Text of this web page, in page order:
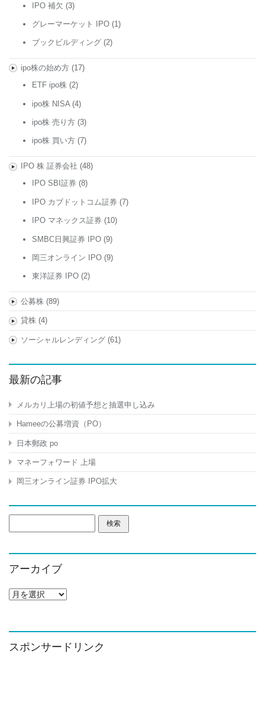
IPO 補欠 (3)
グレーマーケット IPO (1)
ブックビルディング (2)
ipo株の始め方(17)
ETF ipo株 (2)
ipo株 NISA (4)
ipo株 売り方 (3)
ipo株 買い方 (7)
IPO 株 証券会社 (48)
IPO SBI証券 (8)
IPO カブドットコム証券 (7)
IPO マネックス証券 (10)
SMBC日興証券 IPO (9)
岡三オンライン IPO (9)
東洋証券 IPO (2)
公募株(89)
貸株(4)
ソーシャルレンディング(61)
最新の記事
メルカリ上場の初値予想と抽選申し込み
Hameeの公募増資（PO）
日本郵政 po
マネーフォワード 上場
岡三オンライン証券 IPO拡大
索:
アーカイブ
ア
イ
ブ
スポンサードリンク